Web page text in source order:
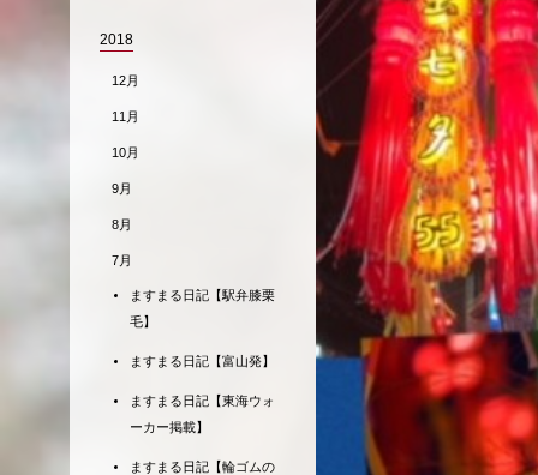
2018
12月
11月
10月
9月
8月
7月
ますまる日記【駅弁膝栗
毛】
ますまる日記【富山発】
ますまる日記【東海ウォ
ーカー掲載】
ますまる日記【輪ゴムの